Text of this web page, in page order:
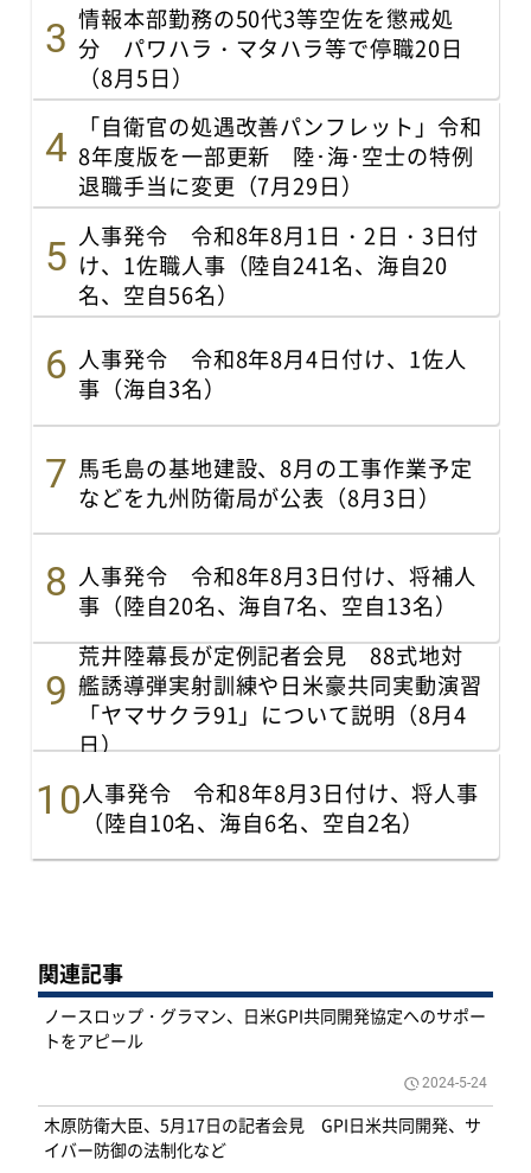
情報本部勤務の50代3等空佐を懲戒処
分 パワハラ・マタハラ等で停職20日
（8月5日）
「自衛官の処遇改善パンフレット」令和
8年度版を一部更新 陸･海･空士の特例
退職手当に変更（7月29日）
人事発令 令和8年8月1日・2日・3日付
け、1佐職人事（陸自241名、海自20
名、空自56名）
人事発令 令和8年8月4日付け、1佐人
事（海自3名）
馬毛島の基地建設、8月の工事作業予定
などを九州防衛局が公表（8月3日）
人事発令 令和8年8月3日付け、将補人
事（陸自20名、海自7名、空自13名）
荒井陸幕長が定例記者会見 88式地対
艦誘導弾実射訓練や日米豪共同実動演習
「ヤマサクラ91」について説明（8月4
日）
人事発令 令和8年8月3日付け、将人事
（陸自10名、海自6名、空自2名）
関連記事
ノースロップ・グラマン、日米GPI共同開発協定へのサポー
トをアピール
2024-5-24
木原防衛大臣、5月17日の記者会見 GPI日米共同開発、サ
イバー防御の法制化など